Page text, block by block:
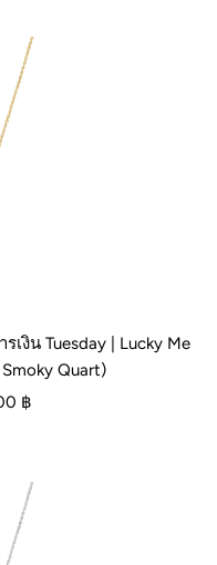
เงิน Tuesday | Lucky Me
Quart)
฿